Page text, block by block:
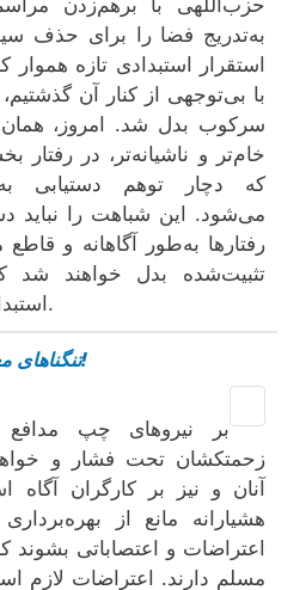
حزب‌اللهی با برهم‌زدن
به‌تدریج فضا را برای حذف
استقرار استبدادی تازه هموار
با بی‌توجهی از کنار آن
سرکوب بدل شد. امروز،
خام‌تر و ناشیانه‌تر، در
که دچار توهم دستیابی
می‌شود. این شباهت را نباید
رفتارها به‌طور آگاهانه و قاطع
تثبیت‌شده بدل خواهند شد
استبداد در پی نخواهد داشت.
تنگناهای معیشتی پای خواهند گشود!
بر نیروهای چپ مدافع
زحمتکشان تحت فشار و
آنان و نیز بر کارگران
هشیارانه مانع از
اعتراضات و اعتصاباتی
مسلم دارند. اعتراضات لازم